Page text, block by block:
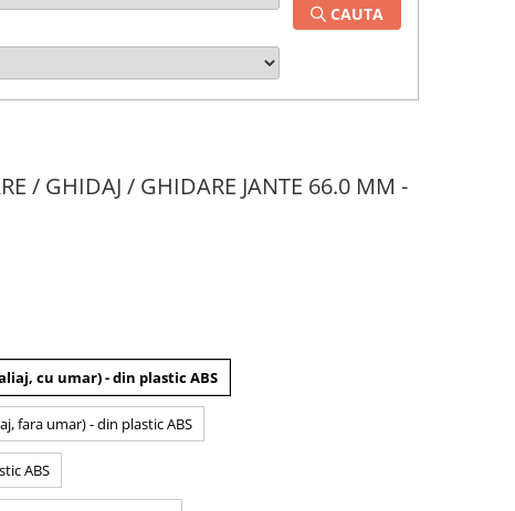
CAUTA
/ GHIDAJ / GHIDARE JANTE 66.0 MM -
cu umar) - din plastic ABS
fara umar) - din plastic ABS
ABS